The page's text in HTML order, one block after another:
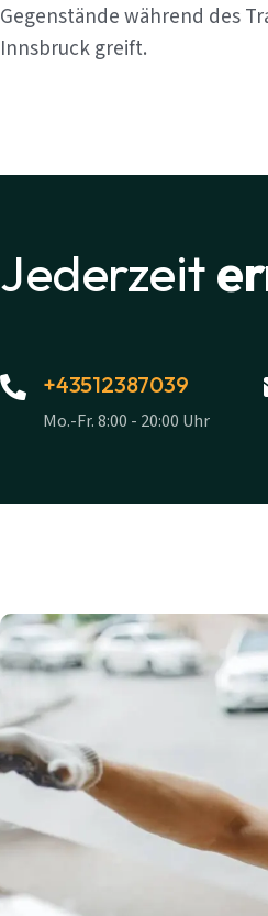
Gegenstände während des
Innsbruck greift.
Jederzeit
+43512387039
Mo.-Fr. 8:00 - 20:00 Uhr